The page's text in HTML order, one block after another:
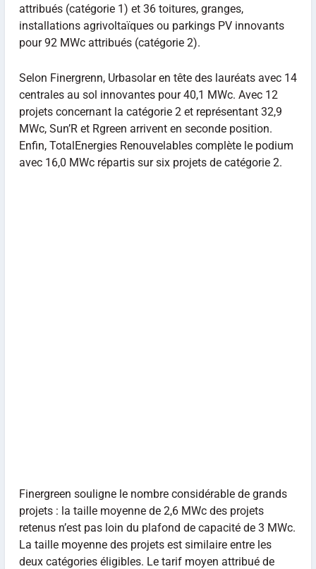
attribués (catégorie 1) et 36 toitures, granges,
installations agrivoltaïques ou parkings PV innovants
pour 92 MWc attribués (catégorie 2).
Selon Finergrenn, Urbasolar en tête des lauréats avec 14
centrales au sol innovantes pour 40,1 MWc. Avec 12
projets concernant la catégorie 2 et représentant 32,9
MWc, Sun’R et Rgreen arrivent en seconde position.
Enfin, TotalEnergies Renouvelables complète le podium
avec 16,0 MWc répartis sur six projets de catégorie 2.
Finergreen souligne le nombre considérable de grands
projets : la taille moyenne de 2,6 MWc des projets
retenus n’est pas loin du plafond de capacité de 3 MWc.
La taille moyenne des projets est similaire entre les
deux catégories éligibles. Le tarif moyen attribué de